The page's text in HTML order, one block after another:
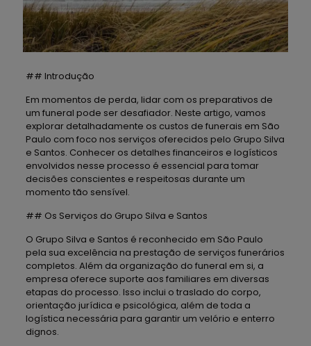
## Introdução
Em momentos de perda, lidar com os preparativos de
um funeral pode ser desafiador. Neste artigo, vamos
explorar detalhadamente os custos de funerais em São
Paulo com foco nos serviços oferecidos pelo Grupo Silva
e Santos. Conhecer os detalhes financeiros e logísticos
envolvidos nesse processo é essencial para tomar
decisões conscientes e respeitosas durante um
momento tão sensível.
## Os Serviços do Grupo Silva e Santos
O Grupo Silva e Santos é reconhecido em São Paulo
pela sua excelência na prestação de serviços funerários
completos. Além da organização do funeral em si, a
empresa oferece suporte aos familiares em diversas
etapas do processo. Isso inclui o traslado do corpo,
orientação jurídica e psicológica, além de toda a
logística necessária para garantir um velório e enterro
dignos.